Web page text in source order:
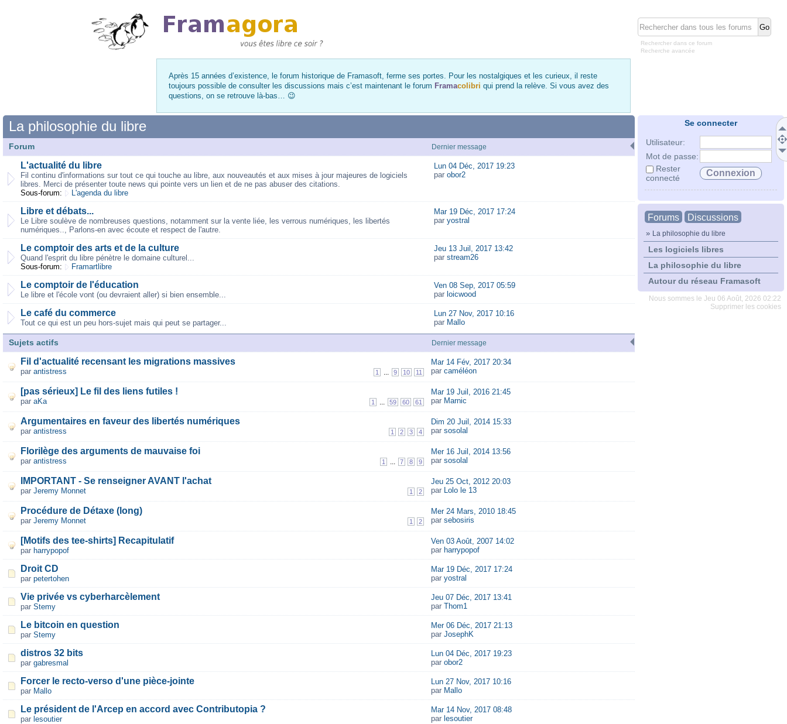
Rechercher dans ce forum
Recherche avancée
Après 15 années d’existence, le forum historique de Framasoft, ferme ses portes. Pour les nostalgiques et les curieux, il reste
toujours possible de consulter les discussions mais c’est maintenant le forum Framacolibri qui prend la relève. Si vous avez des
questions, on se retrouve là-bas… 😉
Se connecter
Utilisateur:
Mot de passe:
Rester
connecté
Forums Discussions
» La philosophie du libre
Les logiciels libres
La philosophie du libre
Autour du réseau Framasoft
Nous sommes le Jeu 06 Août, 2026 02:22
Supprimer les cookies
La philosophie du libre
Forum Dernier message
L'actualité du libre
Fil continu d'informations sur tout ce qui touche au libre, aux nouveautés et aux mises à jour majeures de logiciels
libres. Merci de présenter toute news qui pointe vers un lien et de ne pas abuser des citations.
Sous-forum:
L'agenda du libre
Lun 04 Déc, 2017 19:23
par obor2
Libre et débats...
Le Libre soulève de nombreuses questions, notamment sur la vente liée, les verrous numériques, les libertés
numériques.., Parlons-en avec écoute et respect de l'autre.
Mar 19 Déc, 2017 17:24
par yostral
Le comptoir des arts et de la culture
Quand l'esprit du libre pénètre le domaine culturel...
Sous-forum:
Framartlibre
Jeu 13 Juil, 2017 13:42
par stream26
Le comptoir de l'éducation
Le libre et l'école vont (ou devraient aller) si bien ensemble...
Ven 08 Sep, 2017 05:59
par loicwood
Le café du commerce
Tout ce qui est un peu hors-sujet mais qui peut se partager...
Lun 27 Nov, 2017 10:16
par Mallo
Sujets actifs Dernier message
Fil d'actualité recensant les migrations massives
1 ... 9 10 11
par antistress
Mar 14 Fév, 2017 20:34
par caméléon
[pas sérieux] Le fil des liens futiles !
1 ... 59 60 61
par aKa
Mar 19 Juil, 2016 21:45
par Marnic
Argumentaires en faveur des libertés numériques
1 2 3 4
par antistress
Dim 20 Juil, 2014 15:33
par sosolal
Florilège des arguments de mauvaise foi
1 ... 7 8 9
par antistress
Mer 16 Juil, 2014 13:56
par sosolal
IMPORTANT - Se renseigner AVANT l'achat
1 2
par Jeremy Monnet
Jeu 25 Oct, 2012 20:03
par Lolo le 13
Procédure de Détaxe (long)
1 2
par Jeremy Monnet
Mer 24 Mars, 2010 18:45
par sebosiris
[Motifs des tee-shirts] Recapitulatif
par harrypopof
Ven 03 Août, 2007 14:02
par harrypopof
Droit CD
par petertohen
Mar 19 Déc, 2017 17:24
par yostral
Vie privée vs cyberharcèlement
par Stemy
Jeu 07 Déc, 2017 13:41
par Thom1
Le bitcoin en question
par Stemy
Mer 06 Déc, 2017 21:13
par JosephK
distros 32 bits
par gabresmal
Lun 04 Déc, 2017 19:23
par obor2
Forcer le recto-verso d'une pièce-jointe
par Mallo
Lun 27 Nov, 2017 10:16
par Mallo
Le président de l'Arcep en accord avec Contributopia ?
par lesoutier
Mar 14 Nov, 2017 08:48
par lesoutier